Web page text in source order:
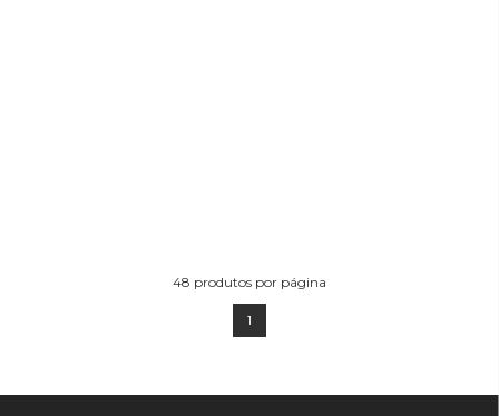
48 produtos por página
1